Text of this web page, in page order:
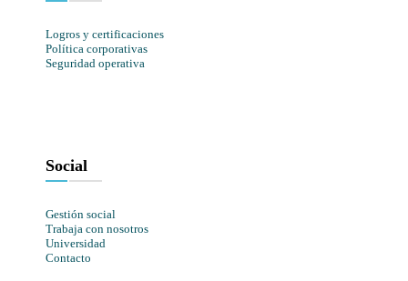
Logros y certificaciones
Política corporativas
Seguridad operativa
Social
Gestión social
Trabaja con nosotros
Universidad
Contacto